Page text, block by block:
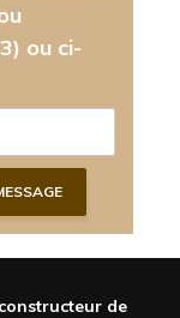
ou ci-
constructeur de